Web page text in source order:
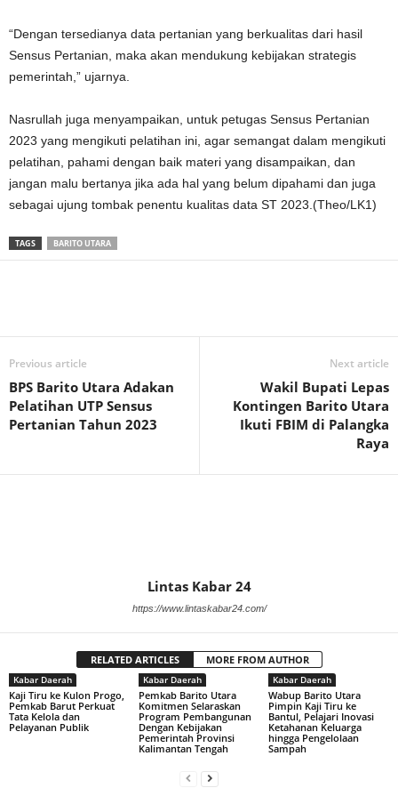
“Dengan tersedianya data pertanian yang berkualitas dari hasil
Sensus Pertanian, maka akan mendukung kebijakan strategis
pemerintah,” ujarnya.
Nasrullah juga menyampaikan, untuk petugas Sensus Pertanian
2023 yang mengikuti pelatihan ini, agar semangat dalam mengikuti
pelatihan, pahami dengan baik materi yang disampaikan, dan
jangan malu bertanya jika ada hal yang belum dipahami dan juga
sebagai ujung tombak penentu kualitas data ST 2023.(Theo/LK1)
TAGS BARITO UTARA
Previous article
BPS Barito Utara Adakan
Pelatihan UTP Sensus
Pertanian Tahun 2023
Next article
Wakil Bupati Lepas
Kontingen Barito Utara
Ikuti FBIM di Palangka
Raya
Lintas Kabar 24
https://www.lintaskabar24.com/
RELATED ARTICLES MORE FROM AUTHOR
Kabar Daerah
Kaji Tiru ke Kulon Progo,
Pemkab Barut Perkuat
Tata Kelola dan
Pelayanan Publik
Kabar Daerah
Pemkab Barito Utara
Komitmen Selaraskan
Program Pembangunan
Dengan Kebijakan
Pemerintah Provinsi
Kalimantan Tengah
Kabar Daerah
Wabup Barito Utara
Pimpin Kaji Tiru ke
Bantul, Pelajari Inovasi
Ketahanan Keluarga
hingga Pengelolaan
Sampah